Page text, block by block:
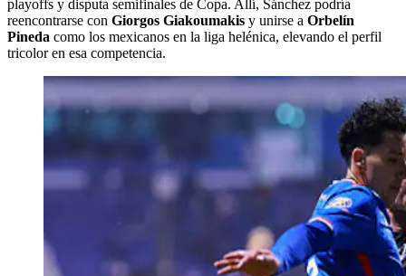
playoffs y disputa semifinales de Copa. Allí, Sánchez podría
reencontrarse con Giorgos Giakoumakis y unirse a Orbelín
Pineda como los mexicanos en la liga helénica, elevando el perfil
tricolor en esa competencia.